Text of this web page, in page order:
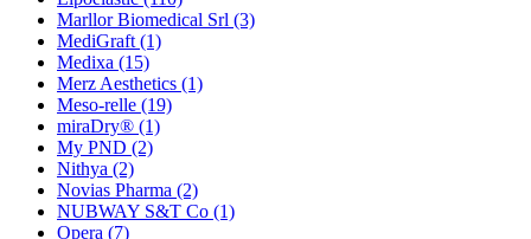
Marllor Biomedical Srl (3)
MediGraft (1)
Medixa (15)
Merz Aesthetics (1)
Meso-relle (19)
miraDry® (1)
My PND (2)
Nithya (2)
Novias Pharma (2)
NUBWAY S&T Co (1)
Opera (7)